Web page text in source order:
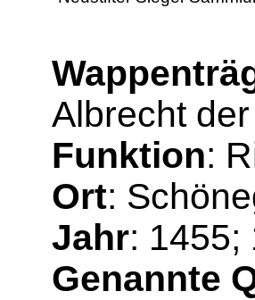
Albrecht der
Funktion:
Ort:
Jahr: 1455;
Genannte